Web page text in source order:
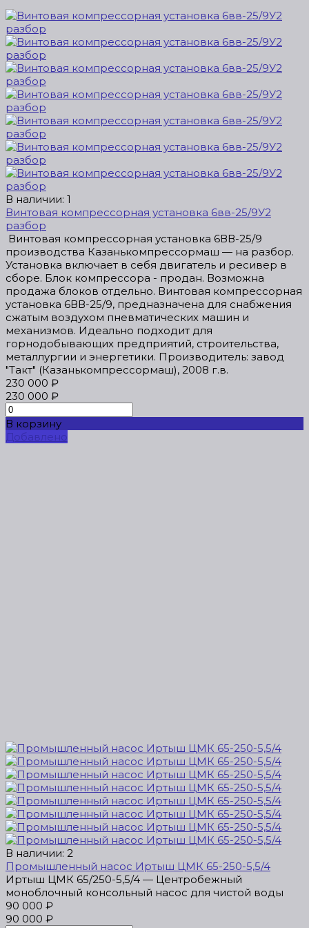
В наличии: 1
Винтовая компрессорная установка 6вв-25/9У2
разбор
Винтовая компрессорная установка 6ВВ-25/9
производства Казанькомпрессормаш — на разбор.
Установка включает в себя двигатель и ресивер в
сборе. Блок компрессора - продан. Возможна
продажа блоков отдельно. Винтовая компрессорная
установка 6ВВ-25/9, предназначена для снабжения
сжатым воздухом пневматических машин и
механизмов. Идеально подходит для
горнодобывающих предприятий, строительства,
металлургии и энергетики. Производитель: завод
"Такт" (Казанькомпрессормаш), 2008 г.в.
230 000 ₽
230 000 ₽
В корзину
Добавлено
В наличии: 2
Промышленный насос Иртыш ЦМК 65-250-5,5/4
Иртыш ЦМК 65/250-5,5/4 — Центробежный
моноблочный консольный насос для чистой воды
90 000 ₽
90 000 ₽